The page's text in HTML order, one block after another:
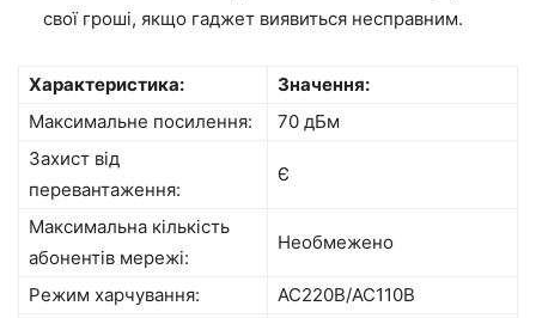
свої гроші, якщо гаджет виявиться несправним.
Характеристика:
Значення:
Максимальне посилення:
70 дБм
Захист від
перевантаження:
Є
Максимальна кількість
абонентів мережі:
Необмежено
Режим харчування:
АС220В/АС110В